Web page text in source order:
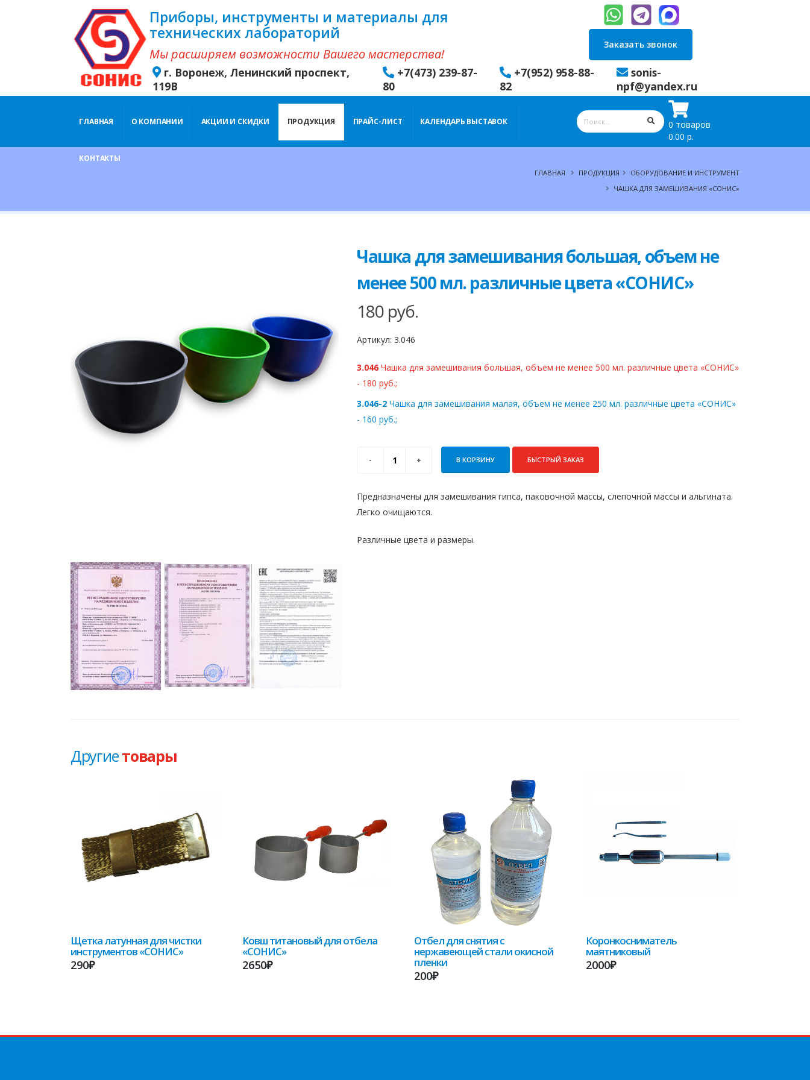
Приборы, инструменты и материалы для
технических лабораторий
Мы расширяем возможности Вашего мастерства!
Заказать звонок
г. Воронеж, Ленинский проспект,
119В
+7(473) 239-87-
80
+7(952) 958-88-
82
sonis-
npf@yandex.ru
ГЛАВНАЯ О КОМПАНИИ АКЦИИ И СКИДКИ ПРОДУКЦИЯ ПРАЙС-ЛИСТ КАЛЕНДАРЬ ВЫСТАВОК
КОНТАКТЫ
0 товаров
0.00 р.
ГЛАВНАЯ ПРОДУКЦИЯ
ОБОРУДОВАНИЕ И ИНСТРУМЕНТ
ЧАШКА ДЛЯ ЗАМЕШИВАНИЯ «СОНИС»
Чашка для замешивания большая, объем не
менее 500 мл. различные цвета «СОНИС»
180 руб.
Артикул: 3.046
3.046 Чашка для замешивания большая, объем не менее 500 мл. различные цвета «СОНИС»
- 180 руб.;
3.046-2 Чашка для замешивания малая, объем не менее 250 мл. различные цвета «СОНИС»
- 160 руб.;
В КОРЗИНУ БЫСТРЫЙ ЗАКАЗ
Предназначены для замешивания гипса, паковочной массы, слепочной массы и альгината.
Легко очищаются.
Различные цвета и размеры.
Другиетовары
Щетка латунная для чистки
инструментов «СОНИС»
290₽
Ковш титановый для отбела
«СОНИС»
2650₽
Отбел для снятия с
нержавеющей стали окисной
пленки
200₽
Коронкосниматель
маятниковый
2000₽